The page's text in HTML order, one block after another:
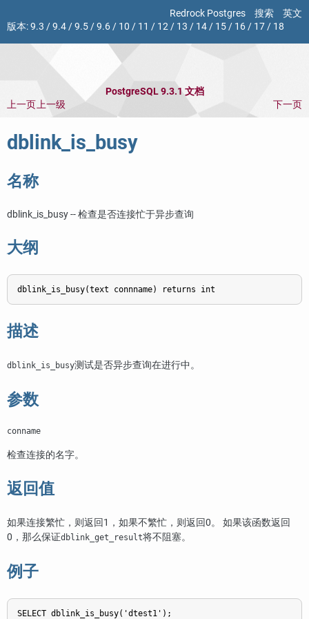
Redrock Postgres 搜索
英文
版本:9.3 /9.4/9.5/9.6/ 10 / 11 / 12/ 13 / 14/ 15/ 16/ 17/ 18
PostgreSQL 9.3.1 文档
上一页上一级 下一页
dblink_is_busy
名称
dblink_is_busy -- 检查是否连接忙于异步查询
大纲
dblink_is_busy(text connname) returns int
描述
dblink_is_busy测试是否异步查询在进行中。
参数
conname
检查连接的名字。
返回值
如果连接繁忙，则返回1，如果不繁忙，则返回0。 如果该函数返回
0，那么保证dblink_get_result将不阻塞。
例子
SELECT dblink_is_busy('dtest1');